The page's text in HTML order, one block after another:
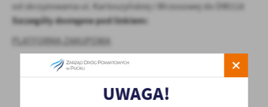
od skrzyżowania ul. Kartoszyńskiej i Wrzosowej do DW218
Szczegóły dostępne pod linkiem:
PLATFORMA ZAKUPOWA
UWAGA!